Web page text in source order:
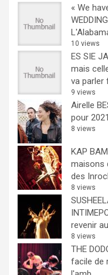
« We
10 views
ES SIE
mais
va parler
9 views
Airelle
pour
8 views
KAP
maisons
des
8 views
revenir
8 views
THE
facile de